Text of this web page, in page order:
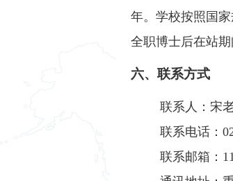
年。学校按照国
全职博士后在站期
六、联系方式
联系人：宋
联系电话：
联系邮箱：